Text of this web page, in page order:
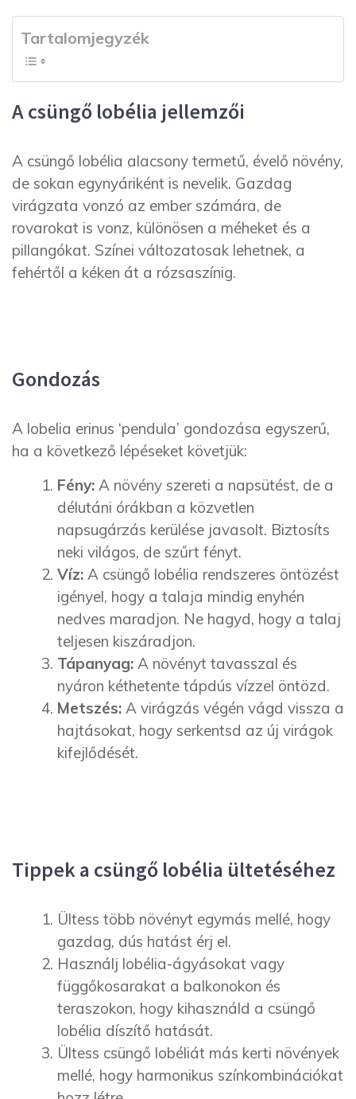
Tartalomjegyzék
A csüngő lobélia jellemzői
A csüngő lobélia alacsony termetű, évelő növény,
de sokan egynyáriként is nevelik. Gazdag
virágzata vonzó az ember számára, de
rovarokat is vonz, különösen a méheket és a
pillangókat. Színei változatosak lehetnek, a
fehértől a kéken át a rózsaszínig.
Gondozás
A lobelia erinus ‘pendula’ gondozása egyszerű,
ha a következő lépéseket követjük:
Fény: A növény szereti a napsütést, de a
délutáni órákban a közvetlen
napsugárzás kerülése javasolt. Biztosíts
neki világos, de szűrt fényt.
Víz: A csüngő lobélia rendszeres öntözést
igényel, hogy a talaja mindig enyhén
nedves maradjon. Ne hagyd, hogy a talaj
teljesen kiszáradjon.
Tápanyag: A növényt tavasszal és
nyáron kéthetente tápdús vízzel öntözd.
Metszés: A virágzás végén vágd vissza a
hajtásokat, hogy serkentsd az új virágok
kifejlődését.
Tippek a csüngő lobélia ültetéséhez
Ültess több növényt egymás mellé, hogy
gazdag, dús hatást érj el.
Használj lobélia-ágyásokat vagy
függőkosarakat a balkonokon és
teraszokon, hogy kihasználd a csüngő
lobélia díszítő hatását.
Ültess csüngő lobéliát más kerti növények
mellé, hogy harmonikus színkombinációkat